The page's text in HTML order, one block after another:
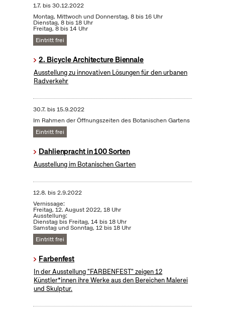
1.7. bis30.12.2022
Montag, Mittwoch und Donnerstag, 8 bis 16 Uhr
Dienstag, 8 bis 18 Uhr
Freitag, 8 bis 14 Uhr
Eintritt frei
2. Bicycle Architecture Biennale
Ausstellung zu innovativen Lösungen für den urbanen
Radverkehr
30.7. bis15.9.2022
Im Rahmen der Öffnungszeiten des Botanischen Gartens
Eintritt frei
Dahlienpracht in 100 Sorten
Ausstellung im Botanischen Garten
12.8. bis2.9.2022
Vernissage:
Freitag, 12. August 2022, 18 Uhr
Ausstellung:
Dienstag bis Freitag, 14 bis 18 Uhr
Samstag und Sonntag, 12 bis 18 Uhr
Eintritt frei
Farbenfest
In der Ausstellung "FARBENFEST" zeigen 12
Künstler*innen ihre Werke aus den Bereichen Malerei
und Skulptur.